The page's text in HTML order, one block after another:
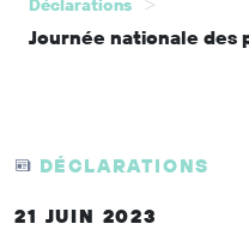
Déclarations
Journée nationale des
DÉCLARATIONS
21 JUIN 2023